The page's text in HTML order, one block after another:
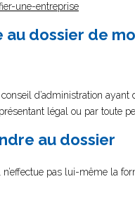
une-entreprise
au dossier de
d’administration
légal ou par toute
au dossier
n’effectue pas lui-même la